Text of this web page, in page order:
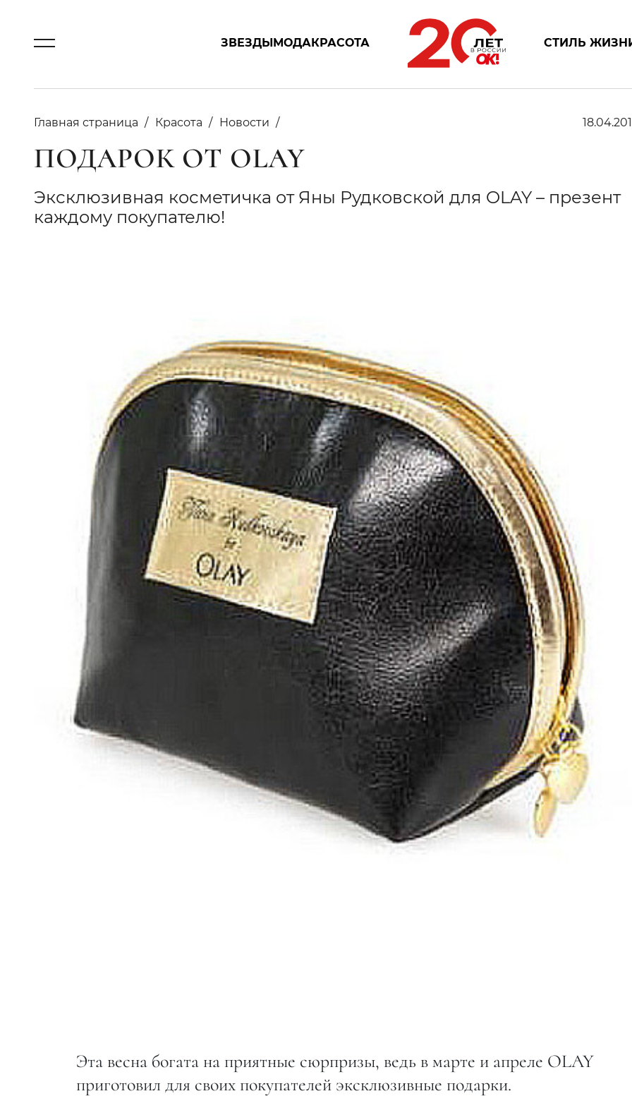
ЗВЕЗДЫМОДАКРАСОТА СТИЛЬ
Главная страница Красота Новости
ПОДАРОК ОТ OLAY
Эксклюзивная косметичка от Яны Рудковской для OLAY – презент
каждому покупателю!
Эта весна богата на приятные сюрпризы, ведь в марте и апреле OLAY
приготовил для своих покупателей эксклюзивные подарки.